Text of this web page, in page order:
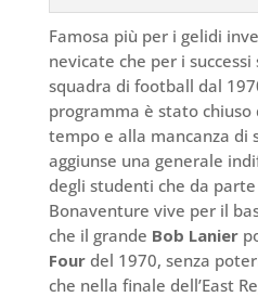
Famosa più per i gelidi
nevicate che per i
squadra di football dal
programma è stato
tempo e alla mancanza di
aggiunse una generale
degli studenti che da
Bonaventure vive per il
che il grande Bob Lanier
Fourdel 1970, senza
che nella finale dell’East